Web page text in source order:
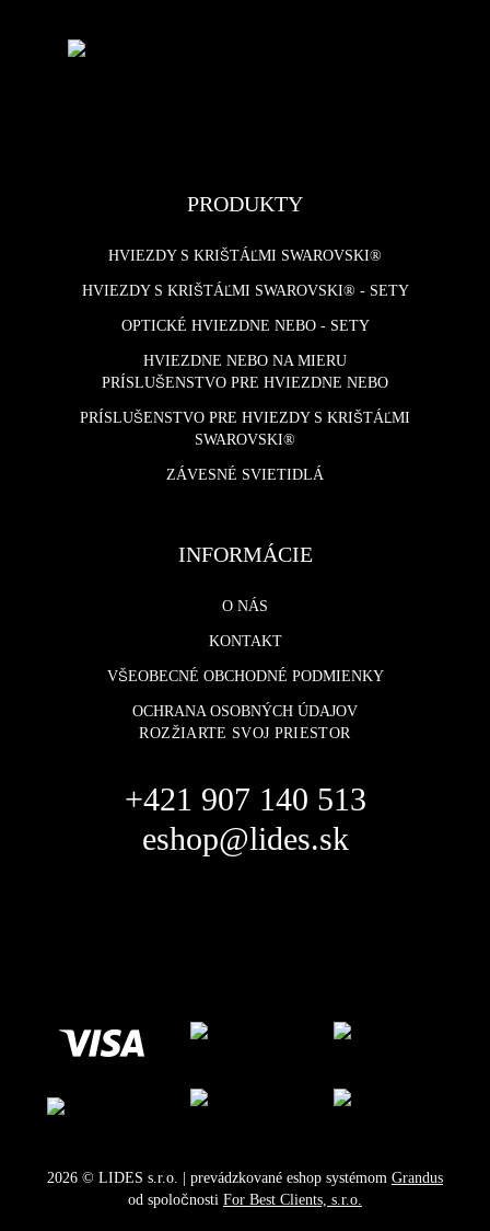
PRODUKTY
HVIEZDY S KRIŠTÁĽMI SWAROVSKI®
HVIEZDY S KRIŠTÁĽMI SWAROVSKI® - SETY
OPTICKÉ HVIEZDNE NEBO - SETY
HVIEZDNE NEBO NA MIERU
PRÍSLUŠENSTVO PRE HVIEZDNE NEBO
PRÍSLUŠENSTVO PRE HVIEZDY S KRIŠTÁĽMI
SWAROVSKI®
ZÁVESNÉ SVIETIDLÁ
INFORMÁCIE
O NÁS
KONTAKT
VŠEOBECNÉ OBCHODNÉ PODMIENKY
OCHRANA OSOBNÝCH ÚDAJOV
ROZŽIARTE SVOJ PRIESTOR
+421 907 140 513
eshop@lides.sk
2026 © LIDES s.r.o. | prevádzkované eshop systémom Grandus
od spoločnosti For Best Clients, s.r.o.